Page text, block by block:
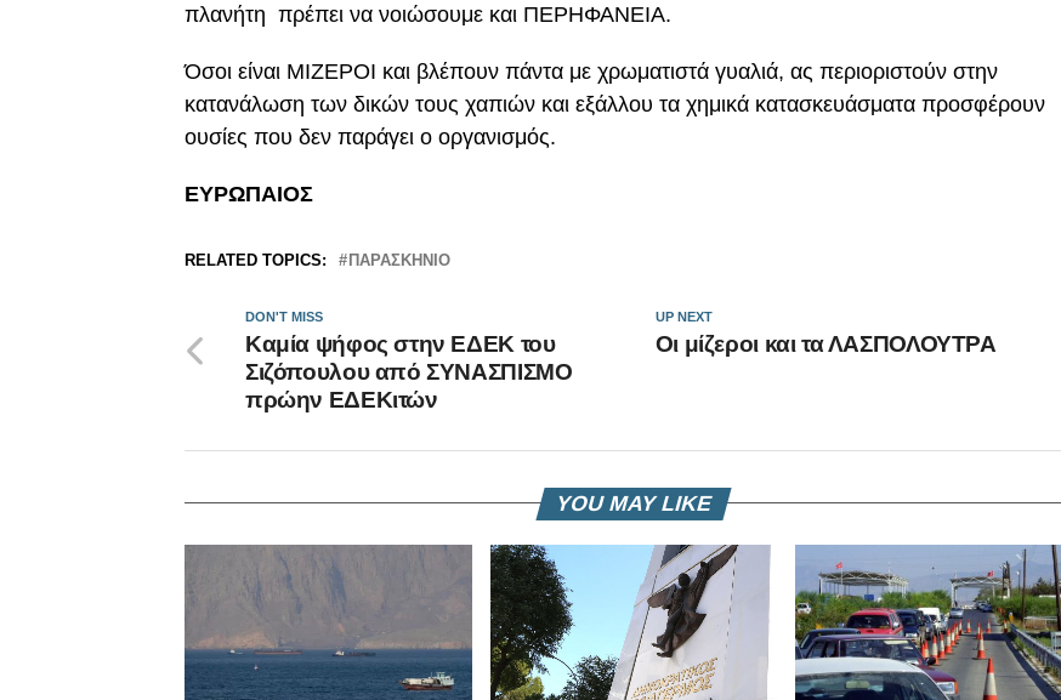
πλανήτη πρέπει να νοιώσουμε και ΠΕΡΗΦΑΝΕΙΑ.
Όσοι είναι ΜΙΖΕΡΟΙ και βλέπουν πάντα με χρωματιστά γυαλιά, ας περιοριστούν στην
κατανάλωση των δικών τους χαπιών και εξάλλου τα χημικά κατασκευάσματα προσφέρουν
ουσίες που δεν παράγει ο οργανισμός.
ΕΥΡΩΠΑΙΟΣ
RELATED TOPICS: ΠΑΡΑΣΚΗΝΙΟ
UP NEXT
Οι μίζεροι και τα ΛΑΣΠΟΛΟΥΤΡΑ
DON'T MISS
Καμία ψήφος στην ΕΔΕΚ του
Σιζόπουλου από ΣΥΝΑΣΠΙΣΜΟ
πρώην ΕΔΕΚιτών
YOU MAY LIKE